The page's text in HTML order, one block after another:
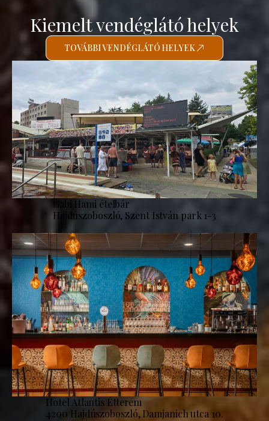
Kiemelt vendéglátó helyek
TOVÁBBI VENDÉGLÁTÓ HELYEK
Gabi Hami ételbár
Hajdúszoboszló, Szent István park 1-3
Hotel Atlantis Étterem
4200 Hajdúszoboszló, Damjanich utca 10.